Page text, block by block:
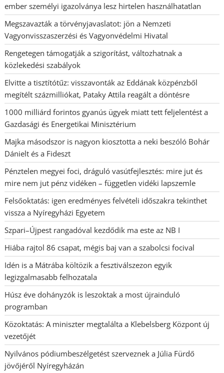
ember személyi igazolványa lesz hirtelen használhatatlan
Megszavazták a törvényjavaslatot: jön a Nemzeti
Vagyonvisszaszerzési és Vagyonvédelmi Hivatal
Rengetegen támogatják a szigorítást, változhatnak a
közlekedési szabályok
Elvitte a tisztítótűz: visszavonták az Eddának közpénzből
megítélt százmilliókat, Pataky Attila reagált a döntésre
1000 milliárd forintos gyanús ügyek miatt tett feljelentést a
Gazdasági és Energetikai Minisztérium
Majka másodszor is nagyon kiosztotta a neki beszóló Bohár
Dánielt és a Fideszt
Pénztelen megyei foci, dráguló vasútfejlesztés: mire jut és
mire nem jut pénz vidéken – független vidéki lapszemle
Felsőoktatás: igen eredményes felvételi időszakra tekinthet
vissza a Nyíregyházi Egyetem
Szpari–Újpest rangadóval kezdődik ma este az NB I
Hiába rajtol 86 csapat, mégis baj van a szabolcsi focival
Idén is a Mátrába költözik a fesztiválszezon egyik
legizgalmasabb felhozatala
Húsz éve dohányzók is leszoktak a most újrainduló
programban
Közoktatás: A miniszter megtalálta a Klebelsberg Központ új
vezetőjét
Nyilvános pódiumbeszélgetést szerveznek a Júlia Fürdő
jövőjéről Nyíregyházán